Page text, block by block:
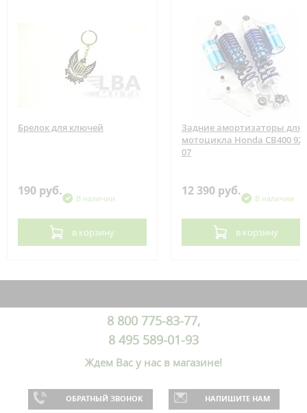
Брелок для ключей
190 руб.
В наличии
в корзину
Задние амортизаторы для
мотоцикла Honda CB400 92-
07
12 390 руб.
В наличии
в корзину
8 800 775-83-77,
8 495 589-01-93
Ждем Вас у нас в магазине!
ОБРАТНЫЙ ЗВОНОК НАПИШИТЕ НАМ